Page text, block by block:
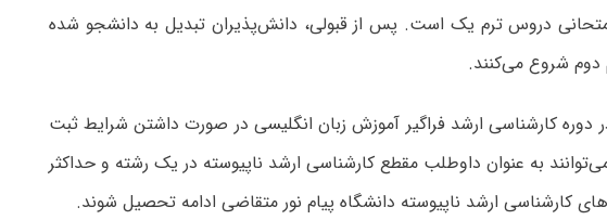
امتحانی دروس ترم یک است. پس از قبولی، دانش‌پذیران تبدیل به دانشجو شده
دوم شروع می‌کنند.
دوره کارشناسی ارشد فراگیر آموزش زبان انگلیسی در صورت داشتن شرایط ثبت
می‌توانند به عنوان داوطلب مقطع کارشناسی ارشد ناپیوسته در یک رشته و حداکثر